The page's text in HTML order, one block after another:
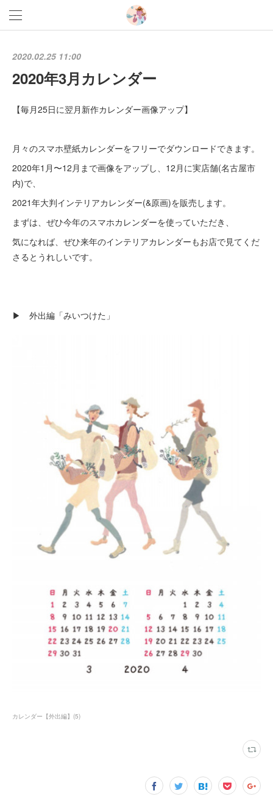
2020.02.25 11:00
2020年3月カレンダー
【毎月25日に翌月新作カレンダー画像アップ】
月々のスマホ壁紙カレンダーをフリーでダウンロードできます。
2020年1月〜12月まで画像をアップし、12月に実店舗(名古屋市
内)で、
2021年大判インテリアカレンダー(&原画)を販売します。
まずは、ぜひ今年のスマホカレンダーを使っていただき、
気になれば、ぜひ来年のインテリアカレンダーもお店で見てくだ
さるとうれしいです。
▶︎ 外出編「みいつけた」
カレンダー【外出編】 (5)